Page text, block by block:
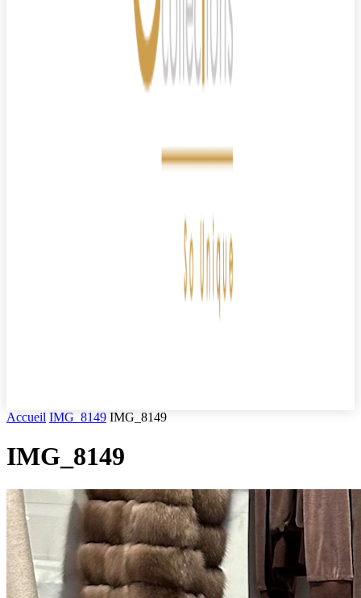
Accueil IMG_8149 IMG_8149
IMG_8149